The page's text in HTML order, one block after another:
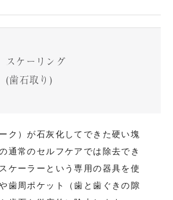
スケーリング
(歯石取り)
ク）が石灰化してできた硬い塊
通常のセルフケアでは除去でき
ケーラーという専用の器具を使
歯周ポケット（歯と歯ぐきの隙